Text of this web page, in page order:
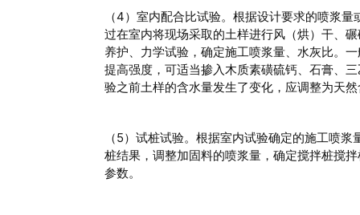
（4）室内配合比试验。根据设计要求的喷浆
过在室内将现场采取的土样进行风（烘）干、
养护、力学试验，确定施工喷浆量、水灰比。
提高强度，可适当掺入木质素磺硫钙、石膏、
验之前土样的含水量发生了变化，应调整为天
（5）试桩试验。根据室内试验确定的施工喷
桩结果，调整加固料的喷浆量，确定搅拌桩搅
参数。